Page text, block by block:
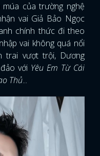
của trường nghệ
vai Giả Bảo Ngọc
chính thức đi theo
vai không quá nổi
trai vượt trội, Dương
với Yêu Em Từ Cái
Thủ...